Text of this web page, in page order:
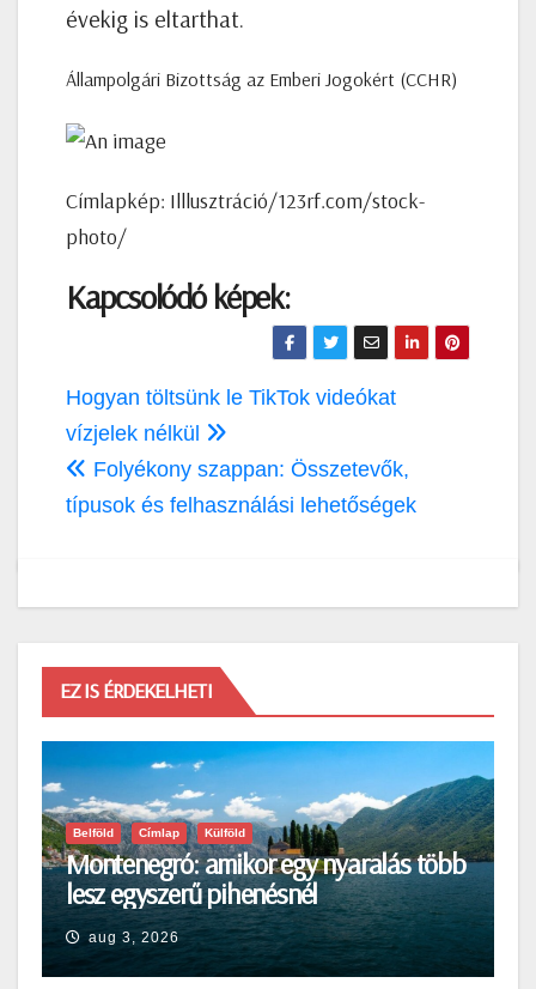
évekig is eltarthat.
Állampolgári Bizottság az Emberi Jogokért (CCHR)
Címlapkép: Illlusztráció/123rf.com/stock-
photo/
Kapcsolódó képek:
Bejegyzés
navigáció
Hogyan töltsünk le TikTok videókat
vízjelek nélkül
Folyékony szappan: Összetevők,
típusok és felhasználási lehetőségek
EZ IS ÉRDEKELHETI
Belföld Címlap Külföld
Montenegró: amikor egy nyaralás több
lesz egyszerű pihenésnél
aug 3, 2026